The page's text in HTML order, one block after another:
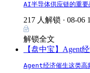
AI半导体供应链的重要
217 人解锁 · 08-06
解锁全文
【盘中宝】Agent
Agent经济催生这类高